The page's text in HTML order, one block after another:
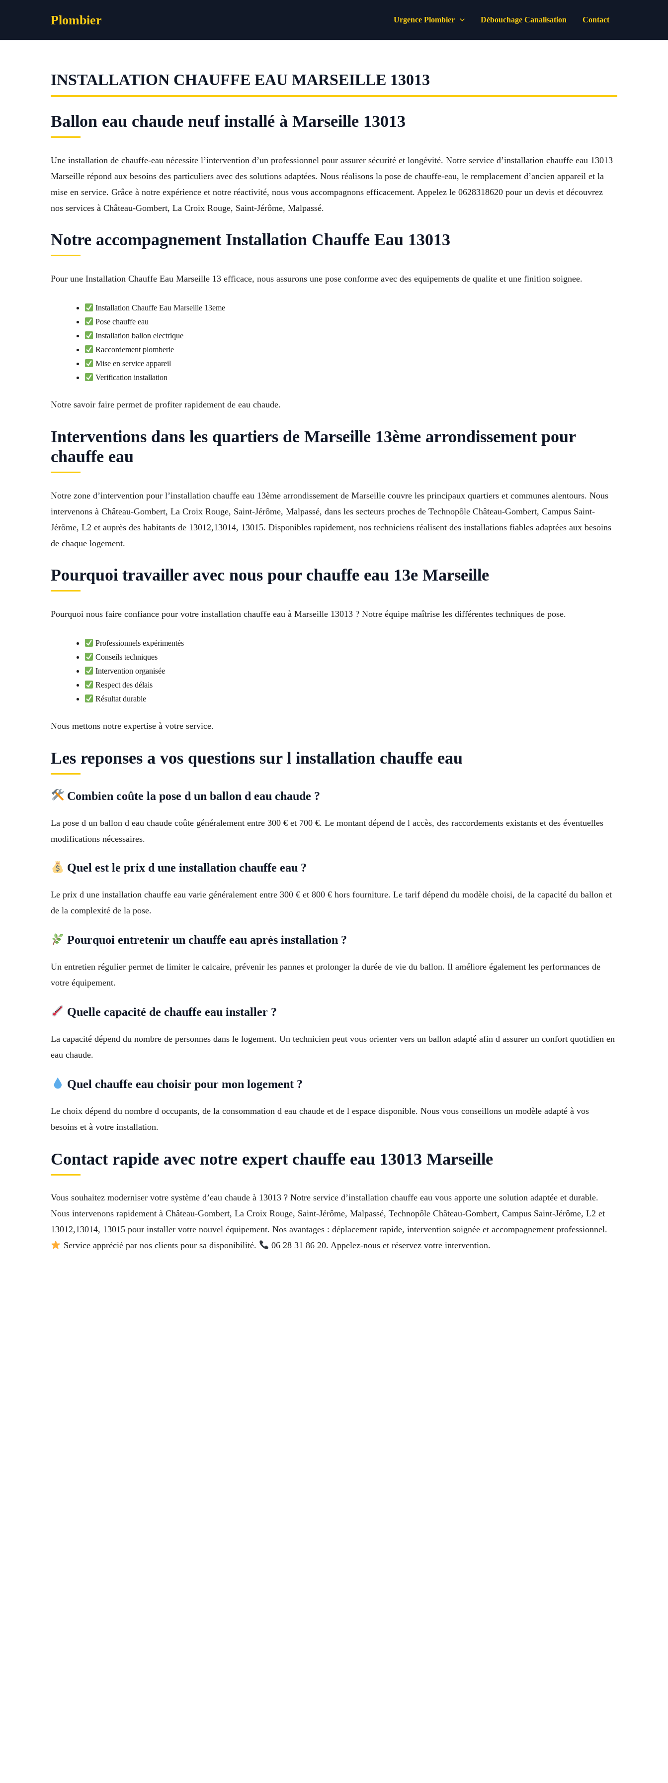
Plombier Urgence Plombier Débouchage Canalisation Contact
INSTALLATION CHAUFFE EAU MARSEILLE 13013
Ballon eau chaude neuf installé à Marseille 13013
Une installation de chauffe-eau nécessite l’intervention d’un professionnel pour assurer sécurité et longévité. Notre service d’installation chauffe eau 13013
Marseille répond aux besoins des particuliers avec des solutions adaptées. Nous réalisons la pose de chauffe-eau, le remplacement d’ancien appareil et la
mise en service. Grâce à notre expérience et notre réactivité, nous vous accompagnons efficacement. Appelez le 0628318620 pour un devis et découvrez
nos services à Château-Gombert, La Croix Rouge, Saint-Jérôme, Malpassé.
Notre accompagnement Installation Chauffe Eau 13013
Pour une Installation Chauffe Eau Marseille 13 efficace, nous assurons une pose conforme avec des equipements de qualite et une finition soignee.
Installation Chauffe Eau Marseille 13eme
Pose chauffe eau
Installation ballon electrique
Raccordement plomberie
Mise en service appareil
Verification installation
Notre savoir faire permet de profiter rapidement de eau chaude.
Interventions dans les quartiers de Marseille 13ème arrondissement pour
chauffe eau
Notre zone d’intervention pour l’installation chauffe eau 13ème arrondissement de Marseille couvre les principaux quartiers et communes alentours. Nous
intervenons à Château-Gombert, La Croix Rouge, Saint-Jérôme, Malpassé, dans les secteurs proches de Technopôle Château-Gombert, Campus Saint-
Jérôme, L2 et auprès des habitants de 13012,13014, 13015. Disponibles rapidement, nos techniciens réalisent des installations fiables adaptées aux besoins
de chaque logement.
Pourquoi travailler avec nous pour chauffe eau 13e Marseille
Pourquoi nous faire confiance pour votre installation chauffe eau à Marseille 13013 ? Notre équipe maîtrise les différentes techniques de pose.
Professionnels expérimentés
Conseils techniques
Intervention organisée
Respect des délais
Résultat durable
Nous mettons notre expertise à votre service.
Les reponses a vos questions sur l installation chauffe eau
Combien coûte la pose d un ballon d eau chaude ?
La pose d un ballon d eau chaude coûte généralement entre 300 € et 700 €. Le montant dépend de l accès, des raccordements existants et des éventuelles
modifications nécessaires.
Quel est le prix d une installation chauffe eau ?
Le prix d une installation chauffe eau varie généralement entre 300 € et 800 € hors fourniture. Le tarif dépend du modèle choisi, de la capacité du ballon et
de la complexité de la pose.
Pourquoi entretenir un chauffe eau après installation ?
Un entretien régulier permet de limiter le calcaire, prévenir les pannes et prolonger la durée de vie du ballon. Il améliore également les performances de
votre équipement.
Quelle capacité de chauffe eau installer ?
La capacité dépend du nombre de personnes dans le logement. Un technicien peut vous orienter vers un ballon adapté afin d assurer un confort quotidien en
eau chaude.
Quel chauffe eau choisir pour mon logement ?
Le choix dépend du nombre d occupants, de la consommation d eau chaude et de l espace disponible. Nous vous conseillons un modèle adapté à vos
besoins et à votre installation.
Contact rapide avec notre expert chauffe eau 13013 Marseille
Vous souhaitez moderniser votre système d’eau chaude à 13013 ? Notre service d’installation chauffe eau vous apporte une solution adaptée et durable.
Nous intervenons rapidement à Château-Gombert, La Croix Rouge, Saint-Jérôme, Malpassé, Technopôle Château-Gombert, Campus Saint-Jérôme, L2 et
13012,13014, 13015 pour installer votre nouvel équipement. Nos avantages : déplacement rapide, intervention soignée et accompagnement professionnel.
Service apprécié par nos clients pour sa disponibilité.
06 28 31 86 20. Appelez-nous et réservez votre intervention.